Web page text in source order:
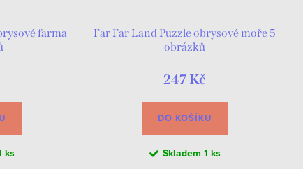
farma
ks
Far Far Land Puzzle obrysové moře 5
obrázků
247 Kč
DO KOŠÍKU
Skladem 1 ks